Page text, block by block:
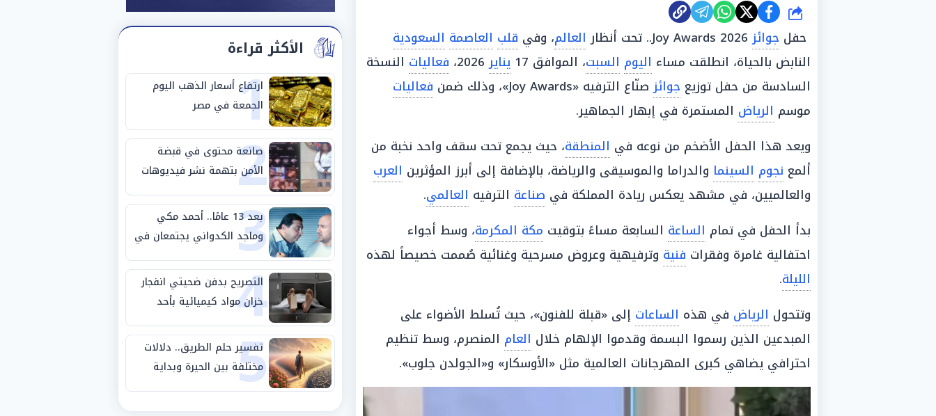
شارك
حفل جوائزJoy Awards 2026.. تحت أنظار العالم، وفي قلب العاصمة السعودية
النابض بالحياة، انطلقت مساء اليوم السبت، الموافق 17 يناير2026، فعاليات النسخة
السادسة من حفل توزيع جوائزصنّاع الترفيه «Joy Awards»، وذلك ضمن
فعاليات
موسم الرياض المستمرة في إبهار الجماهير.
ويعد هذا الحفل الأضخم من نوعه في المنطقة، حيث يجمع تحت سقف واحد نخبة من
ألمع نجوم السينما والدراما والموسيقى والرياضة، بالإضافة إلى أبرز المؤثرين العرب
والعالميين، في مشهد يعكس ريادة المملكة في صناعة الترفيه العالمي.
بدأ الحفل في تمام الساعة السابعة مساءً بتوقيت مكة المكرمة، وسط أجواء
احتفالية غامرة وفقرات فنية وترفيهية وعروض مسرحية وغنائية صُممت خصيصاً لهذه
الليلة.
وتتحول الرياض في هذه الساعات إلى «قبلة للفنون»، حيث تُسلط الأضواء على
المبدعين الذين رسموا البسمة وقدموا الإلهام خلال العام المنصرم، وسط تنظيم
احترافي يضاهي كبرى المهرجانات العالمية مثل «الأوسكار» و«الجولدن جلوب».
الأكثر قراءة
1
ارتفاع أسعار الذهب اليوم
الجمعة في مصر
2
صانعة محتوى في قبضة
الأمن بتهمة نشر فيديوهات
خادشة للحياء
3 بعد 13 عامًا.. أحمد مكي
وماجد الكدواني يجتمعان في
«فرصة سعيدة»
4
التصريح بدفن ضحيتي انفجار
خزان مواد كيميائية بأحد
مصانع الفيوم
5
تفسير حلم الطريق.. دلالات
مختلفة بين الحيرة وبداية
مرحلة جديدة